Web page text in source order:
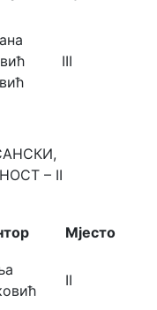
III
– II
Мјесто
II